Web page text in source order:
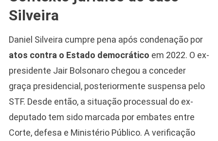
Silveira
Daniel Silveira cumpre pena após condenação por
atos contra o Estado democrático em 2022. O ex-
presidente Jair Bolsonaro chegou a conceder
graça presidencial, posteriormente suspensa pelo
STF. Desde então, a situação processual do ex-
deputado tem sido marcada por embates entre
Corte, defesa e Ministério Público. A verificação
Bolsonaro Presidente
2026 Pátria Brasil 6 X
10,00 S/JUROS
R$60,00R$99,00 -39%
Ver no MERCADO
LIVRE